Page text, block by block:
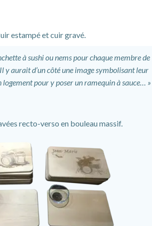
estampé et cuir gravé.
à sushi ou nems pour chaque membre de
y aurait d’un côté une image symbolisant leur
logement pour y poser un ramequin à sauce… »
recto-verso en bouleau massif.